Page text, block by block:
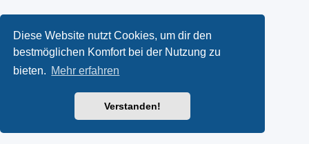
Diese Website nutzt Cookies, um dir den
bestmöglichen Komfort bei der Nutzung zu
bieten. Mehr erfahren
Verstanden!